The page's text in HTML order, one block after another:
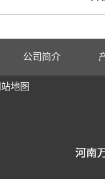
公司简介
站地图